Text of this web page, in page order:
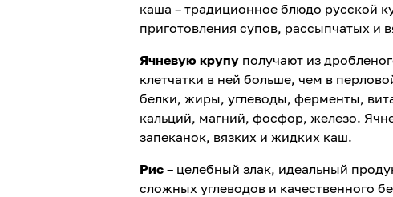
каша – традиционное блюдо русской
приготовления супов, рассыпчатых и
Ячневую крупу получают из
клетчатки в ней больше, чем в
белки, жиры, углеводы, ферменты,
кальций, магний, фосфор, железо.
запеканок, вязких и жидких каш.
Рис– целебный злак, идеальный
сложных углеводов и качественного